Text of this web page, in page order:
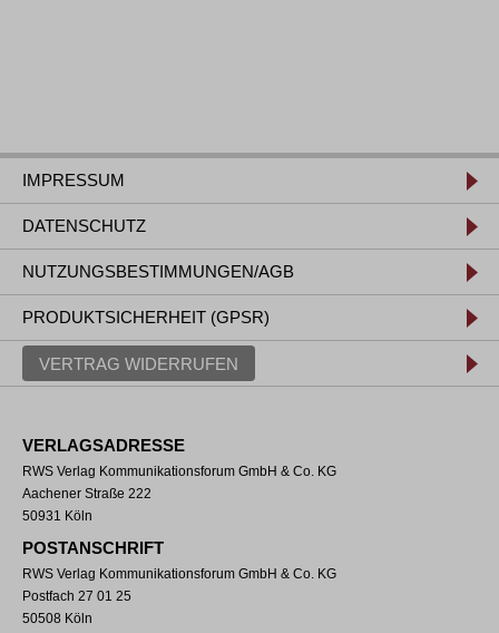
IMPRESSUM
DATENSCHUTZ
NUTZUNGSBESTIMMUNGEN/AGB
PRODUKTSICHERHEIT (GPSR)
VERTRAG WIDERRUFEN
VERLAGSADRESSE
RWS Verlag Kommunikationsforum GmbH & Co. KG
Aachener Straße 222
50931 Köln
POSTANSCHRIFT
RWS Verlag Kommunikationsforum GmbH & Co. KG
Postfach 27 01 25
50508 Köln